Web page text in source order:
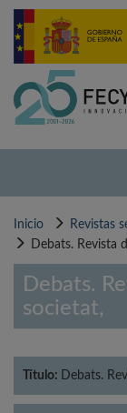
Pasar
contenido
Inicio
Revistas
Debats. Revista
Debats.
societat,
Título: Debats.